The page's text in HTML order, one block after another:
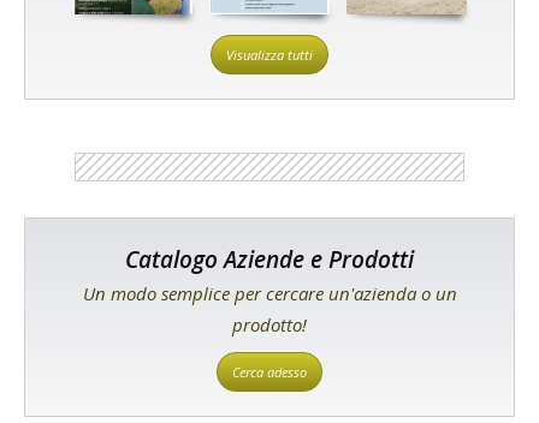
Visualizza tutti
Catalogo Aziende e Prodotti
Un modo semplice per cercare un'azienda o un
prodotto!
Cerca adesso